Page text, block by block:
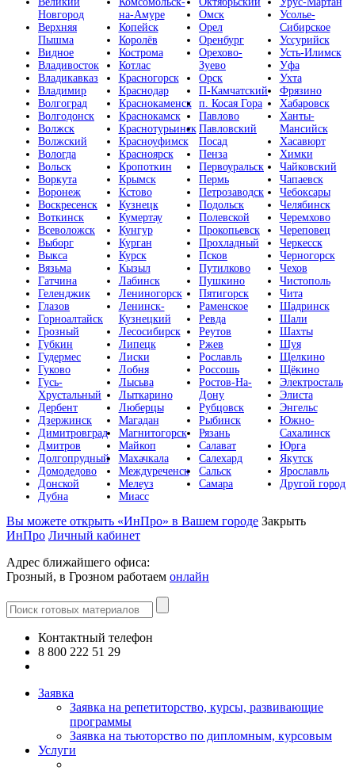
Новгород
Верхняя
Пышма
Видное
Владивосток
Владикавказ
Владимир
Волгоград
Волгодонск
Волжск
Волжский
Вологда
Вольск
Воркута
Воронеж
Воскресенск
Воткинск
Всеволожск
Выборг
Выкса
Вязьма
Гатчина
Геленджик
Глазов
Горноалтайск
Грозный
Губкин
Гудермес
Гуково
Гусь-
Хрустальный
Дербент
Дзержинск
Димитровград
Дмитров
Долгопрудный
Домодедово
Донской
Дубна
на-Амуре
Копейск
Королёв
Кострома
Котлас
Красногорск
Краснодар
Краснокаменск
Краснокамск
Краснотурьинск
Красноуфимск
Красноярск
Кропоткин
Крымск
Кстово
Кузнецк
Кумертау
Кунгур
Курган
Курск
Кызыл
Лабинск
Лениногорск
Ленинск-
Кузнецкий
Лесосибирск
Липецк
Лиски
Лобня
Лысьва
Лыткарино
Люберцы
Магадан
Магнитогорск
Майкоп
Махачкала
Междуреченск
Мелеуз
Миасс
Омск
Орел
Оренбург
Орехово-
Зуево
Орск
П-Камчатский
п. Косая Гора
Павлово
Павловский
Посад
Пенза
Первоуральск
Пермь
Петрозаводск
Подольск
Полевской
Прокопьевск
Прохладный
Псков
Путилково
Пушкино
Пятигорск
Раменское
Ревда
Реутов
Ржев
Рославль
Россошь
Ростов-На-
Дону
Рубцовск
Рыбинск
Рязань
Салават
Салехард
Сальск
Самара
Усолье-
Сибирское
Уссурийск
Усть-Илимск
Уфа
Ухта
Фрязино
Хабаровск
Ханты-
Мансийск
Хасавюрт
Химки
Чайковский
Чапаевск
Чебоксары
Челябинск
Черемхово
Череповец
Черкесск
Черногорск
Чехов
Чистополь
Чита
Шадринск
Шали
Шахты
Шуя
Щелкино
Щёкино
Электросталь
Элиста
Энгельс
Южно-
Сахалинск
Юрга
Якутск
Ярославль
Другой город
Вы можете открыть «ИнПро» в Вашем городе Закрыть
ИнПро Личный кабинет
Адрес ближайшего офиса:
Грозный, в Грозном работаем онлайн
Контактный телефон
8 800 222 51 29
Заявка
Заявка на репетиторство, курсы, развивающие
программы
Заявка на тьюторство по дипломным, курсовым
Услуги